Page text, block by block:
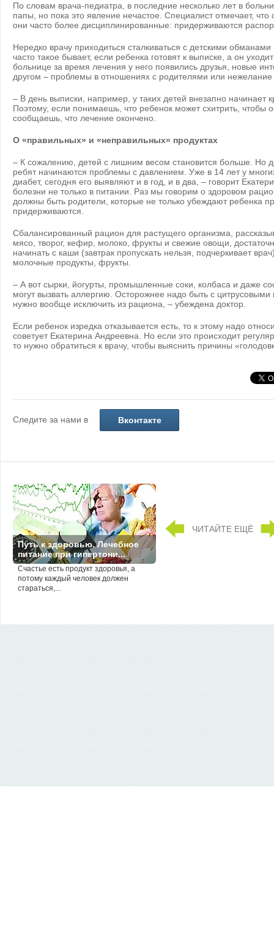
По словам врача-педиатра, в последние несколько лет в
папы, но пока это явление нечастое. Специалист отмечает,
они часто более дисциплинированные: придерживаются
Нередко врачу приходиться сталкиваться с детскими
часто такое бывает, если ребенка готовят к выписке, а он
больнице за время лечения у него появились друзья, новые
другом – проблемы в отношениях с родителями или нежелание
– В день выписки, например, у таких детей внезапно начинает
Поэтому, если понимаешь, что ребенок может схитрить, чтобы
сообщаешь, что лечение окончено.
О «правильных» и «неправильных» продуктах
– К сожалению, детей с лишним весом становится больше. Но
ребят начинаются проблемы с давлением. Уже в 14 лет у
диабет, сегодня его выявляют и в год, и в два, – говорит
болезни не только в питании. Раз мы говорим о здоровом
должны быть родители, которые не только убеждают ребенка
придерживаются.
Сбалансированный рацион для растущего организма,
мясо, творог, кефир, молоко, фрукты и свежие овощи,
начинать с каши (завтрак пропускать нельзя, подчеркивает
молочные продукты, фрукты.
– А вот сырки, йогурты, промышленные соки, колбаса и даже
могут вызвать аллергию. Осторожнее надо быть с
нужно вообще исключить из рациона, – убеждена доктор.
Если ребенок изредка отказывается есть, то к этому надо
советует Екатерина Андреевна. Но если это происходит
то нужно обратиться к врачу, чтобы выяснить причины
Следите за нами в Вконтакте
Путь к здоровью. Лечебное
питание при гипертони...
Счастье есть продукт здоровья, а
потому каждый человек должен
стараться,...
ЧИТАЙТЕ ЕЩЁ